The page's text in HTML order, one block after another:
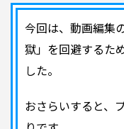
今回は、動画編集
獄」を回避するた
した。
おさらいすると、